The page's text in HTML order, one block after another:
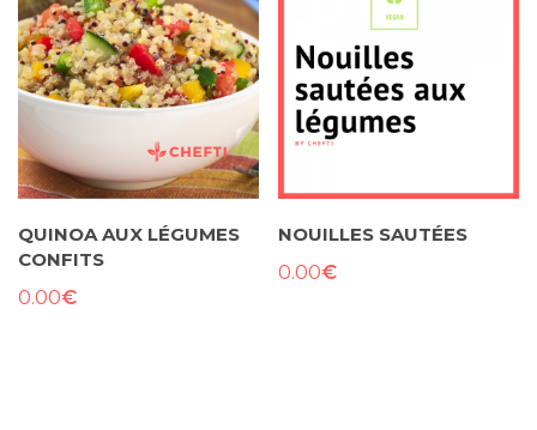
QUINOA AUX LÉGUMES
CONFITS
0.00€
NOUILLES SAUTÉES
0.00€